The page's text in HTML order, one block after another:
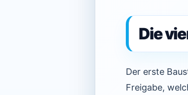
Die
Der erste
Freigabe,